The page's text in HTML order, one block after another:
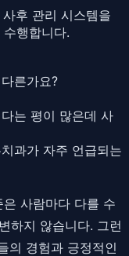
후 관리 시스템을
행합니다.
른가요?
는 평이 많은데 사
과가 자주 언급되는
사람마다 다를 수
하지 않습니다. 그런
의 경험과 긍정적인